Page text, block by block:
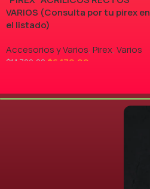
VARIOS (Consulta por tu pirex en
el listado)
Accesorios y Varios, Pirex, Varios
$11.700,00 $6.170,00